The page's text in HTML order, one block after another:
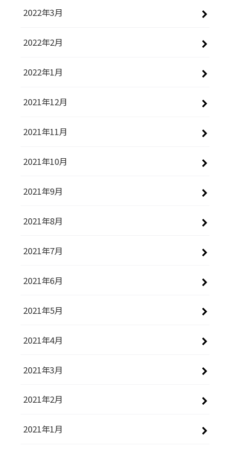
2022年3月
2022年2月
2022年1月
2021年12月
2021年11月
2021年10月
2021年9月
2021年8月
2021年7月
2021年6月
2021年5月
2021年4月
2021年3月
2021年2月
2021年1月